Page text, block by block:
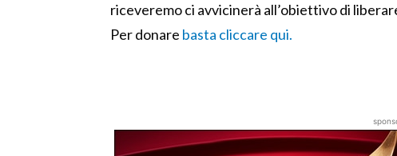
riceveremo ci avvicinerà all’obiettivo di
Per donare basta cliccare qui.